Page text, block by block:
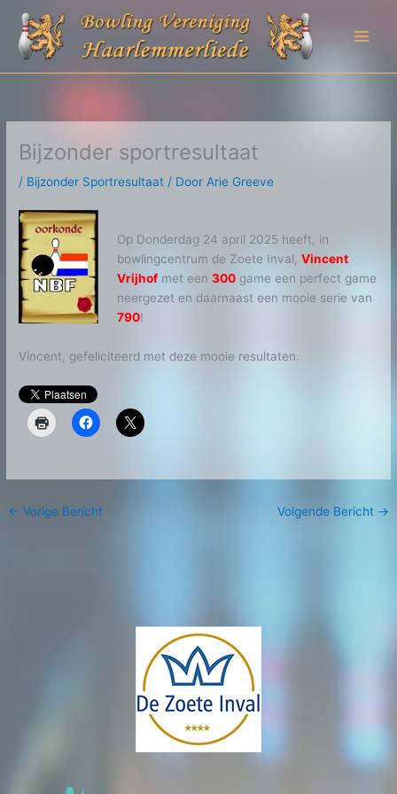
naar
Bijzonder sportresultaat
/ Bijzonder Sportresultaat / Door Arie Greeve
Op Donderdag 24 april 2025 heeft, in
bowlingcentrum de Zoete Inval, Vincent
Vrijhof met een 300 game een perfect game
neergezet en daarnaast een mooie serie van
790!
Vincent, gefeliciteerd met deze mooie resultaten.
← Vorige Bericht Volgende Bericht →